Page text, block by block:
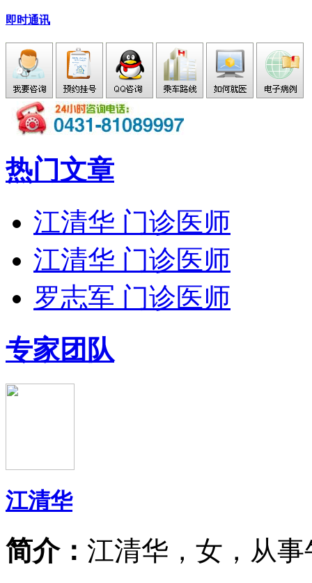
即时通讯
热门文章
江清华 门诊医师
江清华 门诊医师
罗志军 门诊医师
专家团队
江清华
简介： 江清华，女，从事